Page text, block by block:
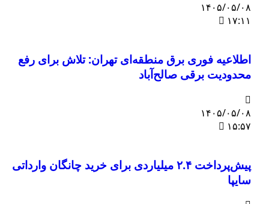
۱۴۰۵/۰۵/۰۸
۱۷:۱۱
اطلاعیه فوری برق منطقه‌ای تهران: تلاش برای رفع
محدودیت برقی صالح‌آباد
۱۴۰۵/۰۵/۰۸
۱۵:۵۷
پیش‌پرداخت ۲.۴ میلیاردی برای خرید چانگان وارداتی
سایپا